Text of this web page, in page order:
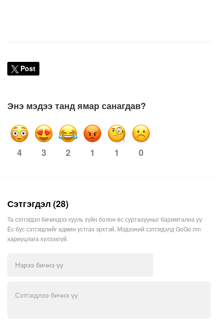
Post
Энэ мэдээ танд ямар санагдав?
4 3 2 1 1 0
Сэтгэгдэл (28)
Та сэтгэгдэл бичихдээ хууль зүйн болон ёс суртахууныг баримтална уу.
Ёс бус сэтгэгдлийг админ устгах эрхтэй. Мэдээний сэтгэгдэлд GoGo.mn
хариуцлага хүлээхгүй.